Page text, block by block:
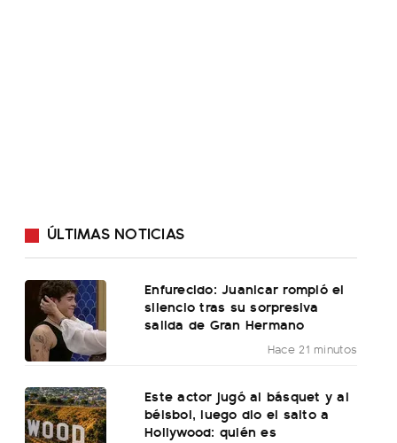
ÚLTIMAS NOTICIAS
Enfurecido: Juanicar rompió el
silencio tras su sorpresiva
salida de Gran Hermano
Hace 21 minutos
Este actor jugó al básquet y al
béisbol, luego dio el salto a
Hollywood: quién es